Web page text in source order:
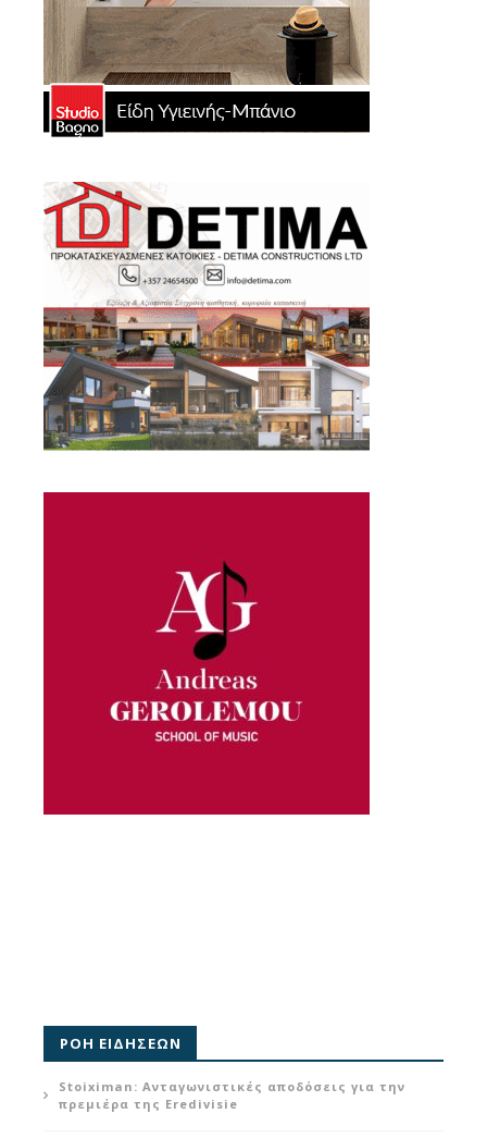
ΡΟΗ ΕΙΔΗΣΕΩΝ
Stoiximan: Ανταγωνιστικές αποδόσεις για την
πρεμιέρα της Eredivisie